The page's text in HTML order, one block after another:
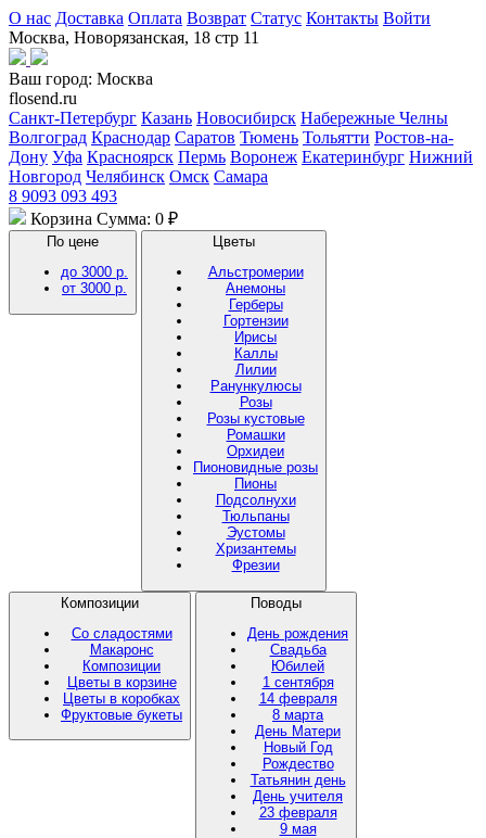
О нас Доставка Оплата Возврат Статус Контакты Войти
Москва, Новорязанская, 18 стр 11
Ваш город: Москва
flosend.ru
Санкт-Петербург Казань Новосибирск Набережные Челны
Волгоград Краснодар Саратов Тюмень Тольятти Ростов-на-
Дону Уфа Красноярск Пермь Воронеж Екатеринбург Нижний
Новгород Челябинск Омск Самара
8 9093 093 493
Корзина Сумма: 0 ₽
По цене
до 3000 р.
от 3000 р.
Цветы
Альстромерии
Анемоны
Герберы
Гортензии
Ирисы
Каллы
Лилии
Ранункулюсы
Розы
Розы кустовые
Ромашки
Орхидеи
Пионовидные розы
Пионы
Подсолнухи
Тюльпаны
Эустомы
Хризантемы
Фрезии
Композиции
Со сладостями
Макаронс
Композиции
Цветы в корзине
Цветы в коробках
Фруктовые букеты
Поводы
День рождения
Свадьба
Юбилей
1 сентября
14 февраля
8 марта
День Матери
Новый Год
Рождество
Татьянин день
День учителя
23 февраля
9 мая